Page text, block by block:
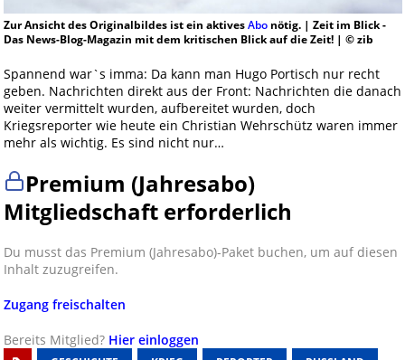
Zur Ansicht des Originalbildes ist ein aktivesAbonötig. | Zeit im Blick -
Das News-Blog-Magazin mit dem kritischen Blick auf die Zeit! | © zib
Spannend war`s imma: Da kann man Hugo Portisch nur recht
geben. Nachrichten direkt aus der Front: Nachrichten die danach
weiter vermittelt wurden, aufbereitet wurden, doch
Kriegsreporter wie heute ein Christian Wehrschütz waren immer
mehr als wichtig. Es sind nicht nur…
Premium (Jahresabo)
Mitgliedschaft erforderlich
Du musst das Premium (Jahresabo)-Paket buchen, um auf diesen
Inhalt zuzugreifen.
Zugang freischalten
Bereits Mitglied? Hier einloggen